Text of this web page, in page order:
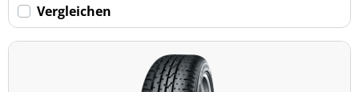
Vergleichen